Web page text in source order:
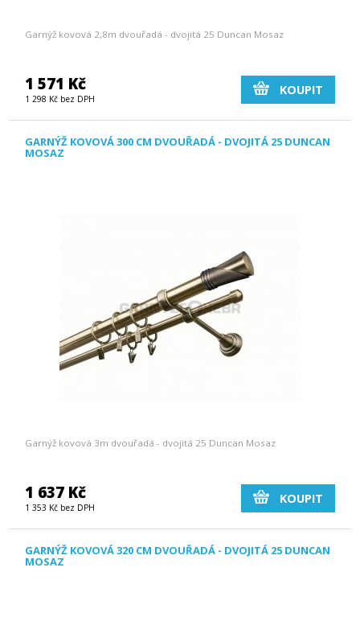
Garnýž kovová 2,8m dvouřadá - dvojitá 25 Duncan Mosaz
1 571 Kč
1 298 Kč bez DPH
KOUPIT
GARNÝŽ KOVOVÁ 300 CM DVOUŘADÁ - DVOJITÁ 25 DUNCAN
MOSAZ
Garnýž kovová 3m dvouřadá - dvojitá 25 Duncan Mosaz
1 637 Kč
1 353 Kč bez DPH
KOUPIT
GARNÝŽ KOVOVÁ 320 CM DVOUŘADÁ - DVOJITÁ 25 DUNCAN
MOSAZ